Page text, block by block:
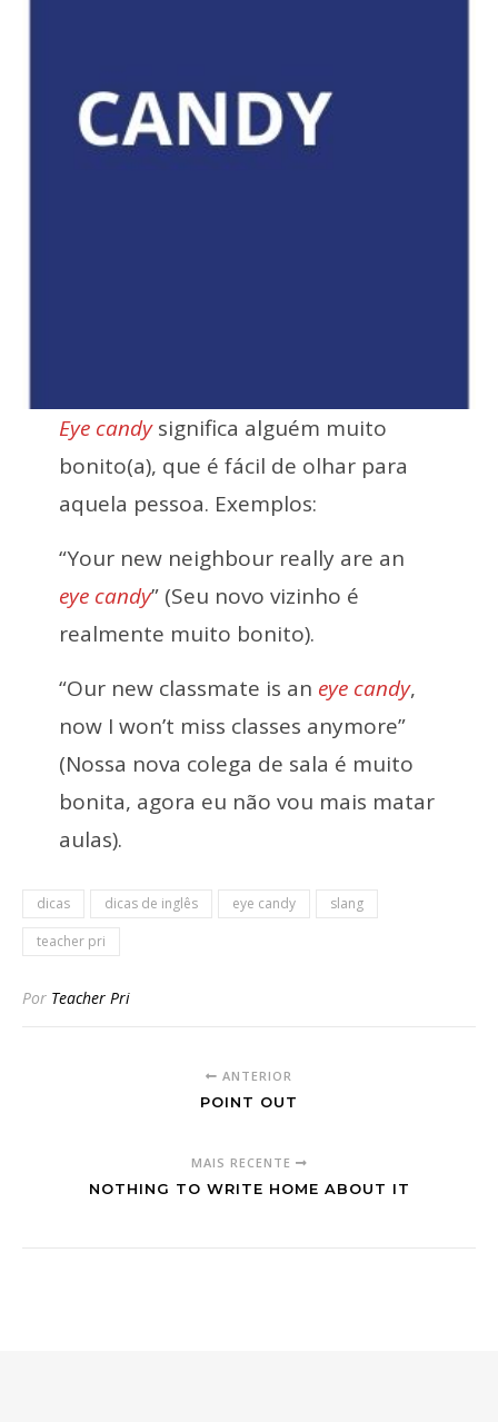
Eye candysignifica alguém muito
bonito(a), que é fácil de olhar para
aquela pessoa. Exemplos:
“Your new neighbour really are an
eye candy” (Seu novo vizinho é
realmente muito bonito).
“Our new classmate is an eye candy,
now I won’t miss classes anymore”
(Nossa nova colega de sala é muito
bonita, agora eu não vou mais matar
aulas).
dicas dicas de inglês eye candy
slang
teacher pri
Por Teacher Pri
ANTERIOR
POINT OUT
MAIS RECENTE
NOTHING TO WRITE HOME ABOUT IT